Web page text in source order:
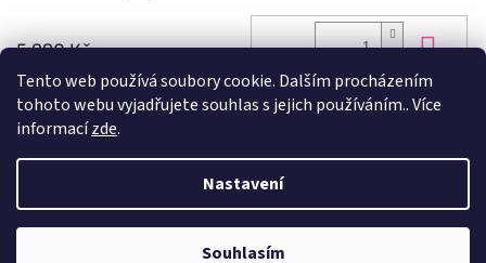
Tento web používá soubory cookie. Dalším procházením
tohoto webu vyjadřujete souhlas s jejich používáním.. Více
informacízde.
Nastavení
Souhlasím
5 990 Kč Do
Vytvořil Shoptet
Ráj kočárků. Všechna práva vyhrazena.